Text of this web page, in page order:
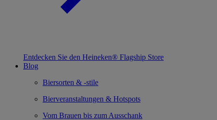
Entdecken Sie den Heineken® Flagship Store
Blog
Biersorten & -stile
Bierveranstaltungen & Hotspots
Vom Brauen bis zum Ausschank